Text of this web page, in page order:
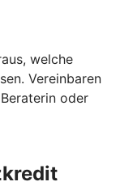
welche
Vereinbaren
oder